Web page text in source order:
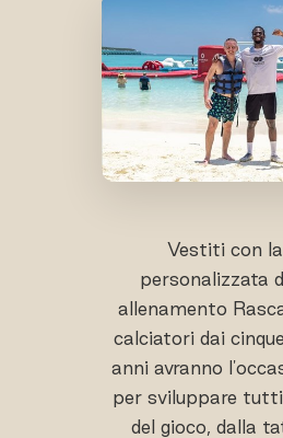
Vestiti con
personalizzata
allenamento
calciatori dai
anni avranno
per sviluppare
del gioco, dalla